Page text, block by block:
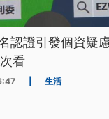
認證引發個資疑
看
生活